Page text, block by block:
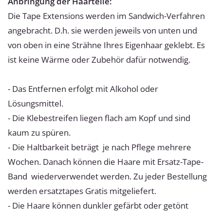
Die Tape Extensions werden im Sandwich-Verfahren
angebracht. D.h. sie werden jeweils von unten und
von oben in eine Strähne Ihres Eigenhaar geklebt. Es
ist keine Wärme oder Zubehör dafür notwendig.
- Das Entfernen erfolgt mit Alkohol oder
Lösungsmittel.
- Die Klebestreifen liegen flach am Kopf und sind
kaum zu spüren.
- Die Haltbarkeit beträgt je nach Pflege mehrere
Wochen. Danach können die Haare mit Ersatz-Tape-
Band wiederverwendet werden. Zu jeder Bestellung
werden ersatztapes Gratis mitgeliefert.
- Die Haare können dunkler gefärbt oder getönt